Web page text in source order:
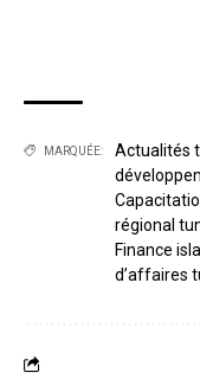
MARQUÉE: Actualités
régional
Finance
d’affaires